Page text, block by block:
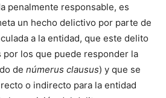
penalmente responsable, es
un hecho delictivo por parte de
a la entidad, que este delito
por los que puede responder la
de númerus clausus) y que se
o indirecto para la entidad